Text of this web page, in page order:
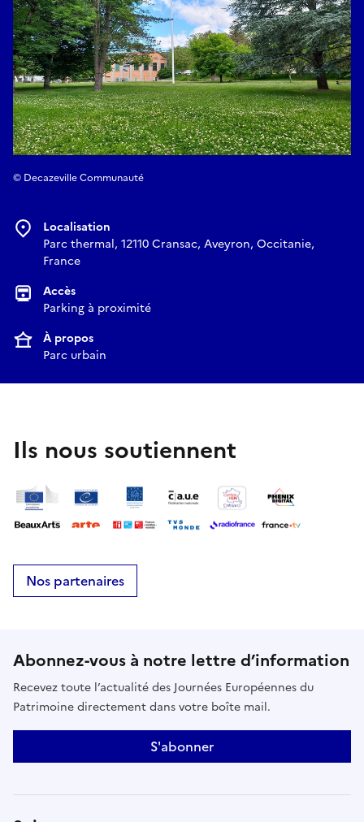
© Decazeville Communauté
Localisation
Parc thermal, 12110 Cransac, Aveyron, Occitanie,
France
Accès
Parking à proximité
À propos
Parc urbain
Ils nous soutiennent
Nos partenaires
Abonnez-vous à notre lettre d’information
Recevez toute l’actualité des Journées Européennes du
Patrimoine directement dans votre boîte mail.
S'abonner